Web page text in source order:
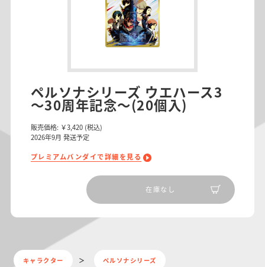
ペルソナシリーズ ウエハース3
～30周年記念～(20個入)
販売価格: ￥3,420 (税込)
2026年9月 発送予定
プレミアムバンダイで詳細を見る
在庫なし
キャラクター ペルソナシリーズ